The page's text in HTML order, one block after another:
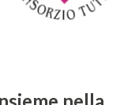
al centro di una